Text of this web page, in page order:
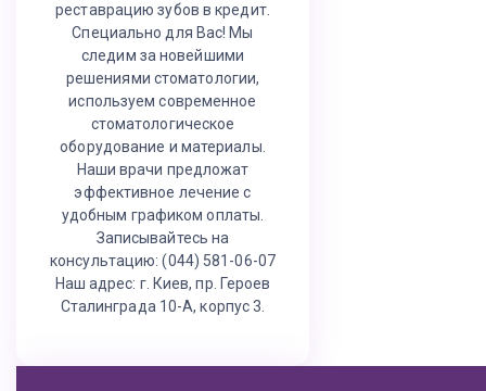
реставрацию зубов в кредит.
Специально для Вас! Мы
следим за новейшими
решениями стоматологии,
используем современное
стоматологическое
оборудование и материалы.
Наши врачи предложат
эффективное лечение с
удобным графиком оплаты.
Записывайтесь на
консультацию: (044) 581-06-07
Наш адрес: г. Киев, пр. Героев
Сталинграда 10-А, корпус 3.